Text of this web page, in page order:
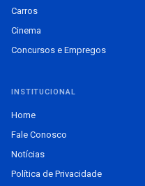
Carros
Cinema
Concursos e Empregos
INSTITUCIONAL
Home
Fale Conosco
Notícias
Política de Privacidade